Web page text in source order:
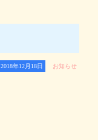
2018年12月18日 お知らせ